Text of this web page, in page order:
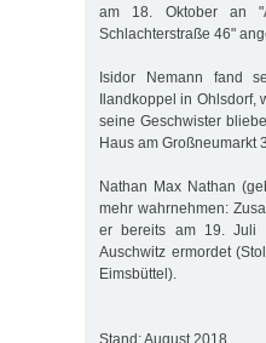
am 18. Oktober an
Schlachterstraße 46"
Isidor Nemann fand
Ilandkoppel in Ohlsdorf,
seine Geschwister
Haus am Großneumarkt
Nathan Max Nathan
mehr wahrnehmen:
er bereits am 19. Juli
Auschwitz ermordet
Eimsbüttel).
Stand: August 2018